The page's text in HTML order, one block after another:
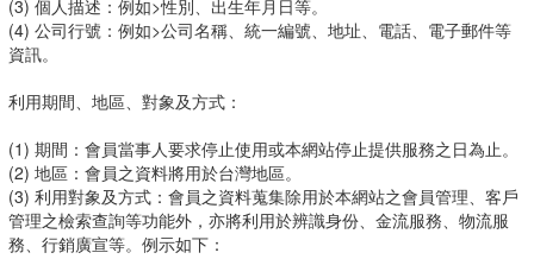
(3) 個人描述：例如>性別、出生年月日等。
(4) 公司行號：例如>公司名稱、統一編號、地址、電話、電子郵件等
資訊。
利用期間、地區、對象及方式：
(1) 期間：會員當事人要求停止使用或本網站停止提供服務之日為止。
(2) 地區：會員之資料將用於台灣地區。
(3) 利用對象及方式：會員之資料蒐集除用於本網站之會員管理、客戶
管理之檢索查詢等功能外，亦將利用於辨識身份、金流服務、物流服
務、行銷廣宣等。例示如下：